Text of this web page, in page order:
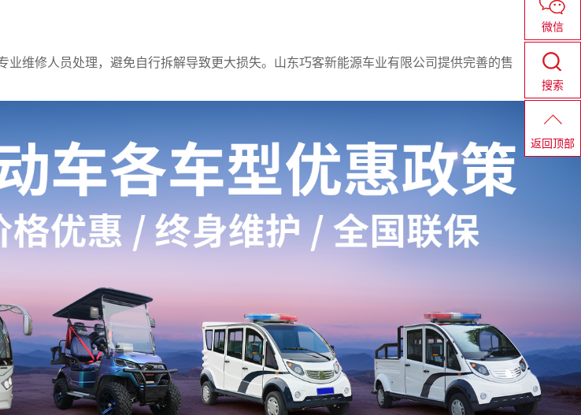
业维修人员处理，避免自行拆解导致更大损失。山东巧客新能源车业有限公司提供完善的售
微信
搜索
返回顶部